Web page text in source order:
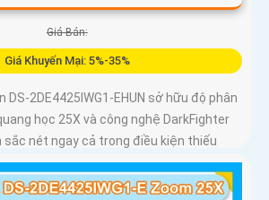
Giá Bán:
Giá Khuyến Mại: 5%-35%
DS-2DE4425IWG1-EHUN sở hữu độ phân
học 25X và công nghệ DarkFighter
sắc nét ngay cả trong điều kiện thiếu